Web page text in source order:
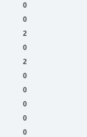
0
0
2
0
2
0
0
0
0
0